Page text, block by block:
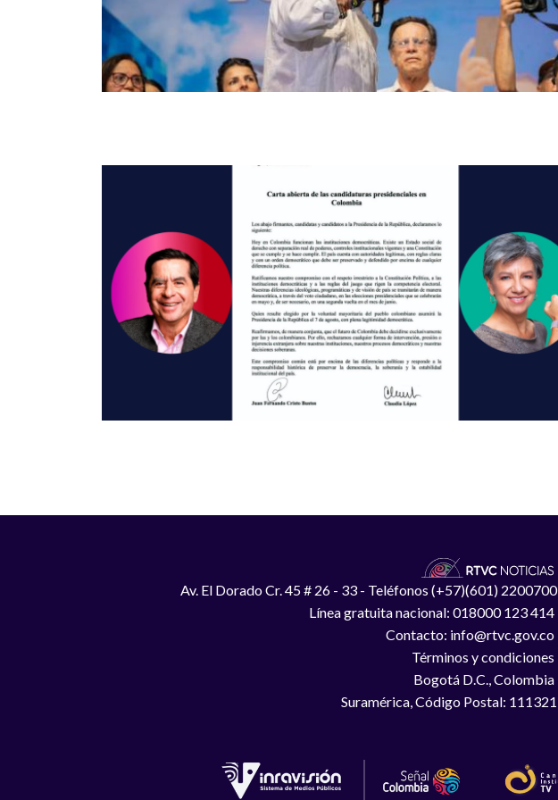
Av. El Dorado Cr. 45 # 26 - 33 - Teléfonos (+57)(601) 2200700
Línea gratuita nacional: 018000 123 414
Contacto: info@rtvc.gov.co
Términos y condiciones
Bogotá D.C., Colombia
Suramérica, Código Postal: 111321